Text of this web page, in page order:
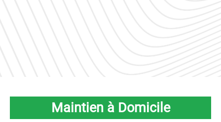
Maintien à Domicile